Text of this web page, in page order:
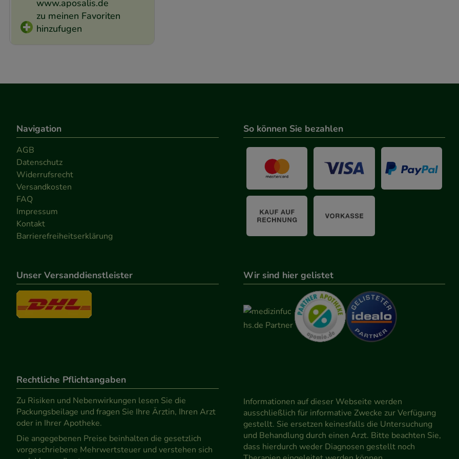
www.aposalis.de
zu meinen Favoriten
hinzufugen
Navigation
AGB
Datenschutz
Widerrufsrecht
Versandkosten
FAQ
Impressum
Kontakt
Barrierefreiheitserklärung
So können Sie bezahlen
Unser Versanddienstleister Wir sind hier gelistet
Rechtliche Pflichtangaben
Zu Risiken und Nebenwirkungen lesen Sie die
Packungsbeilage und fragen Sie Ihre Ärztin, Ihren Arzt
oder in Ihrer Apotheke.
Die angegebenen Preise beinhalten die gesetzlich
vorgeschriebene Mehrwertsteuer und verstehen sich
Informationen auf dieser Webseite werden
ausschließlich für informative Zwecke zur Verfügung
gestellt. Sie ersetzen keinesfalls die Untersuchung
und Behandlung durch einen Arzt. Bitte beachten Sie,
dass hierdurch weder Diagnosen gestellt noch